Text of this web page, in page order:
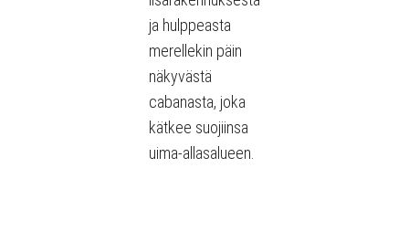
ja hulppeasta
merellekin päin
näkyvästä
cabanasta, joka
kätkee suojiinsa
uima-allasalueen.